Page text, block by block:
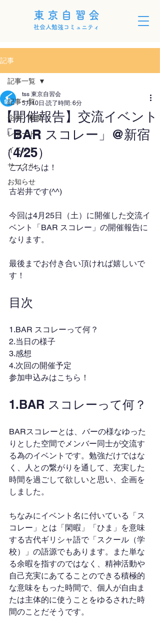
東京自習会
社会人勉強コミュニティ
記事
記事一覧
企画・制度
レポート
イベント
サークル
お知らせ
記事一覧
【開催報告】交流イベント
「BAR スコレー」@新宿
（4/25）
tss 東京自習会
5月10日 読了時間: 6分
こんにちは！
古岩井です(^^)
今回は4月25日（土）に開催した交流イ
ベント「BAR スコレー」の開催報告に
なります。
最後までお付き合い頂ければ嬉しいで
す！
目次
1.BAR スコレーって何？
2.当日の様子
3.感想
4.次回の開催予定
参加申込みはこちら！
1.BAR スコレーって何？
BARスコレーとは、バーの様なゆった
りとした空間でメンバー同士が交流す
る為のイベントです。勉強だけではな
く、人との繋がりを通して、充実した
時間を過ごして欲しいと思い、企画を
しました。
ちなみにイベント名に付いている「ス
コレー」とは「閑暇」「ひま」を意味
する古代ギリシャ語で「スクール（学
校）」の語源でもあります。また単な
る余暇を指すのではなく、精神活動や
自己充実にあてることのできる積極的
な意味をもった時間で、個人が自由ま
たは主体的に使うことをゆるされた時
間のことだそうです。